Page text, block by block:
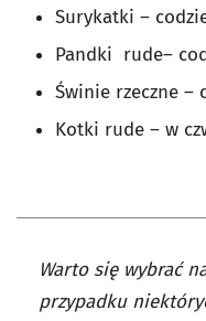
Surykatki –
Pandki rude–
Świnie rzeczne –
Kotki rude – w
Warto się wybrać
przypadku